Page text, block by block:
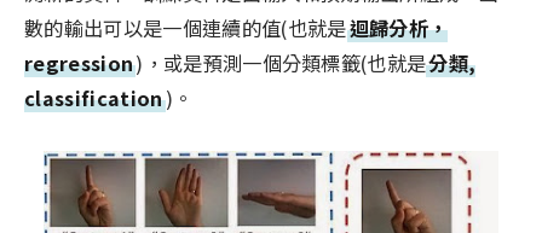
數的輸出可以是一個連續的值(也就是迴歸分析，
regression)，或是預測一個分類標籤(也就是分類,
classification)。